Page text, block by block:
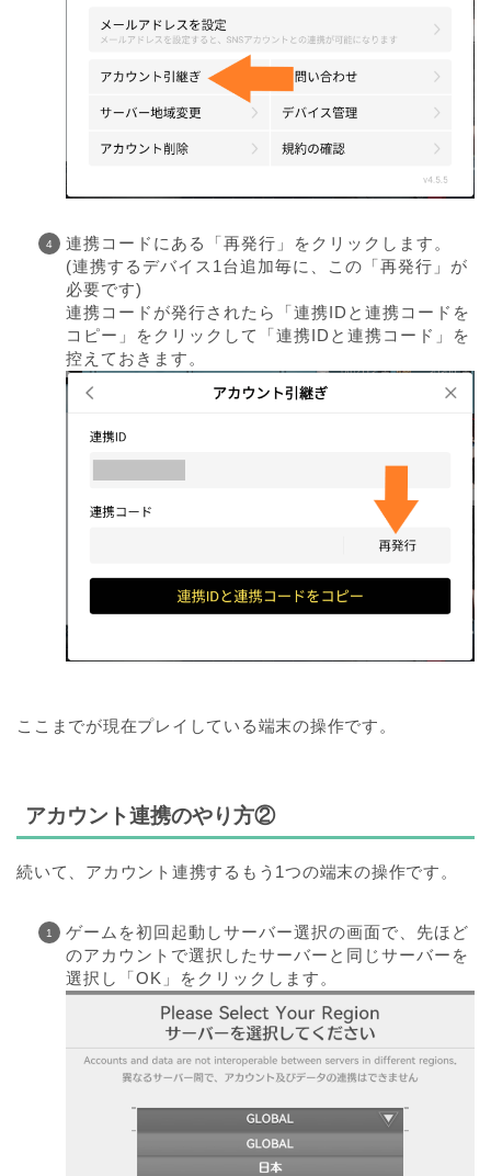
連携コードにある「再発行」をクリックします。
(連携するデバイス1台追加毎に、この「再発行」が
必要です)
連携コードが発行されたら「連携IDと連携コードを
コピー」をクリックして「連携IDと連携コード」を
控えておきます。
ここまでが現在プレイしている端末の操作です。
アカウント連携のやり方②
続いて、アカウント連携するもう1つの端末の操作です。
ゲームを初回起動しサーバー選択の画面で、先ほど
のアカウントで選択したサーバーと同じサーバーを
選択し「OK」をクリックします。